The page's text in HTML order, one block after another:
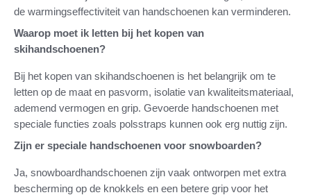
de warmingseffectiviteit van handschoenen kan verminderen.
Waarop moet ik letten bij het kopen van
skihandschoenen?
Bij het kopen van skihandschoenen is het belangrijk om te
letten op de maat en pasvorm, isolatie van kwaliteitsmateriaal,
ademend vermogen en grip. Gevoerde handschoenen met
speciale functies zoals polsstraps kunnen ook erg nuttig zijn.
Zijn er speciale handschoenen voor snowboarden?
Ja, snowboardhandschoenen zijn vaak ontworpen met extra
bescherming op de knokkels en een betere grip voor het